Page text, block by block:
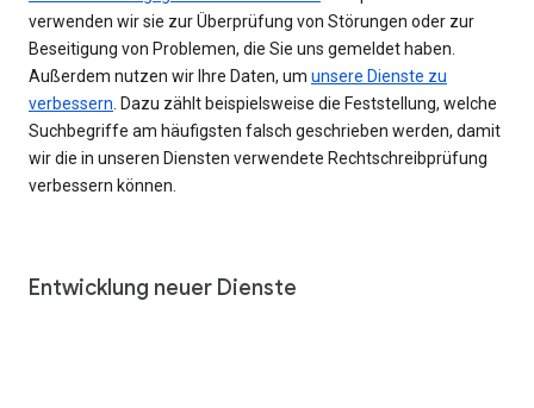
verwenden wir sie zur Überprüfung von Störungen oder zur
Beseitigung von Problemen, die Sie uns gemeldet haben.
Außerdem nutzen wir Ihre Daten, um unsere Dienste zu
verbessern . Dazu zählt beispielsweise die Feststellung, welche
Suchbegriffe am häufigsten falsch geschrieben werden, damit
wir die in unseren Diensten verwendete Rechtschreibprüfung
verbessern können.
Entwicklung neuer Dienste